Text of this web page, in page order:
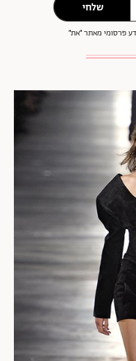
שלחי
פרסומי מאתר ״את״